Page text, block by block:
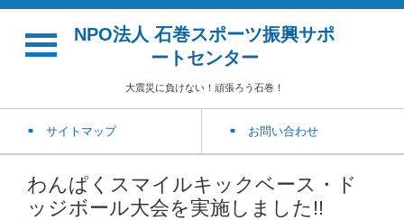
NPO法人 石巻スポーツ振興サポ
ートセンター
大震災に負けない！頑張ろう石巻！
サイトマップ お問い合わせ
わんぱくスマイルキックベース・ド
ッジボール大会を実施しました!!